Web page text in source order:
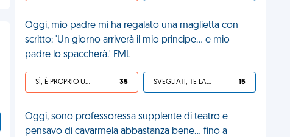
Oggi, mio padre mi ha regalato una maglietta con
scritto: 'Un giorno arriverà il mio principe... e mio
padre lo spaccherà.' FML
SÌ, È PROPRIO UNA VDM! 35 SVEGLIATI, TE LA SEI CERCATA! 15
Oggi, sono professoressa supplente di teatro e
pensavo di cavarmela abbastanza bene... fino a